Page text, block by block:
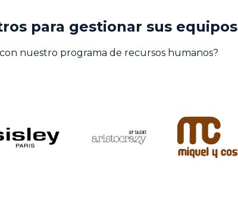
para gestionar sus equipos
nuestro programa de recursos humanos?